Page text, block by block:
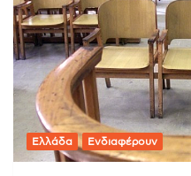
Ελλάδα Ενδιαφέρουν